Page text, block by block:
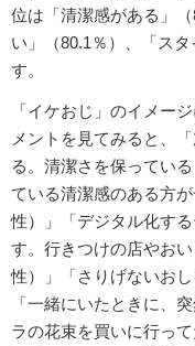
位は「清潔感がある」
い」（80.1％）、「ス
す。
「イケおじ」のイメー
メントを見てみると、
る。清潔さを保ってい
ている清潔感のある方
性）」「デジタル化す
す。行きつけの店やお
性）」「さりげないお
「一緒にいたときに、
ラの花束を買いに行っ